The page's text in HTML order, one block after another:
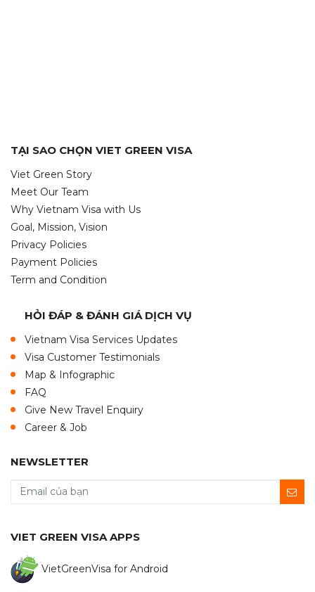
TẠI SAO CHỌN VIET GREEN VISA
Viet Green Story
Meet Our Team
Why Vietnam Visa with Us
Goal, Mission, Vision
Privacy Policies
Payment Policies
Term and Condition
HỎI ĐÁP & ĐÁNH GIÁ DỊCH VỤ
Vietnam Visa Services Updates
Visa Customer Testimonials
Map & Infographic
FAQ
Give New Travel Enquiry
Career & Job
NEWSLETTER
VIET GREEN VISA APPS
VietGreenVisa for Android